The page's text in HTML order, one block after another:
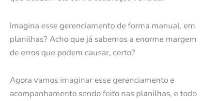
Imagina esse gerenciamento de forma manual, em
planilhas? Acho que já sabemos a enorme margem
de erros que podem causar, certo?
Agora vamos imaginar esse gerenciamento e
acompanhamento sendo feito nas planilhas, e todo